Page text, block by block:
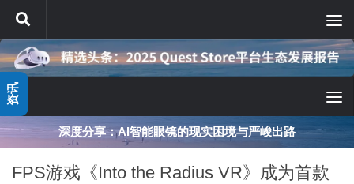
跳至内容
深度分享：AI智能眼镜的现实困境与严峻出路
FPS游戏《Into the Radius VR》成为首款
资讯